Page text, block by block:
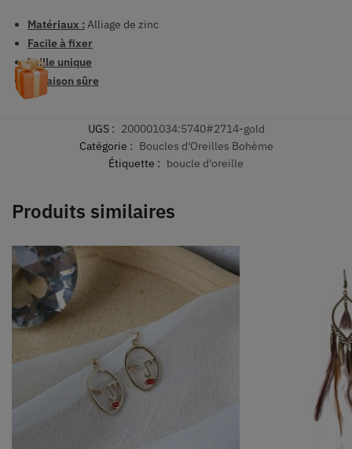
Matériaux : Alliage de zinc
Facile à fixer
Taille unique
Livraison sûre
UGS : 200001034:5740#2714-gold
Catégorie : Boucles d'Oreilles Bohème
Étiquette : boucle d'oreille
Produits similaires